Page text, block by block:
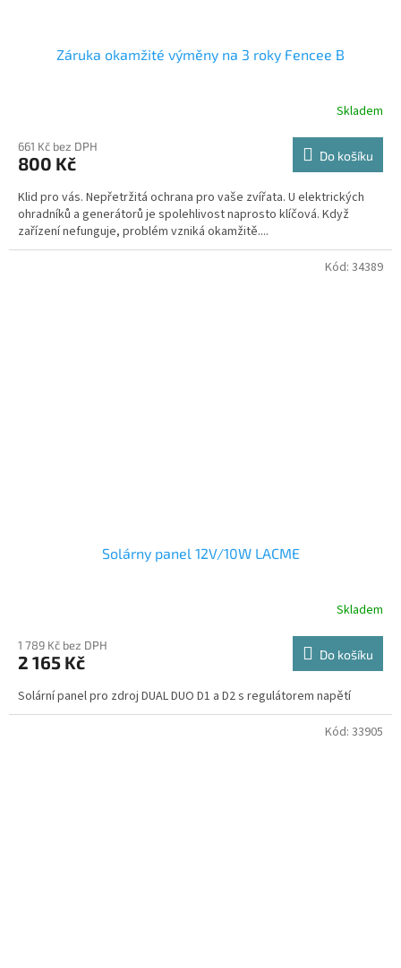
Záruka okamžité výměny na 3 roky Fencee B
Skladem
661 Kč bez DPH
800 Kč Do košíku
Klid pro vás. Nepřetržitá ochrana pro vaše zvířata. U elektrických
ohradníků a generátorů je spolehlivost naprosto klíčová. Když
zařízení nefunguje, problém vzniká okamžitě....
Solárny panel 12V/10W LACME
Skladem
1 789 Kč bez DPH
2 165 Kč Do košíku
Solární panel pro zdroj DUAL DUO D1 a D2 s regulátorem napětí
Kód: 34389
Kód: 33905